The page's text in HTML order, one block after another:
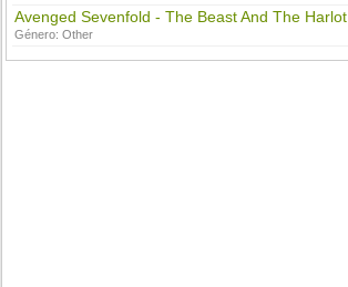
Avenged Sevenfold - The Beast And The Harlot
Género:Other